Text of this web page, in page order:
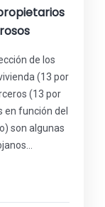
de los
(13 por
(13 por
en función del
son algunas